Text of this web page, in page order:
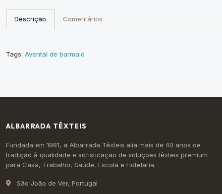
Descrição Comentários
Tags: Avental de barmaid
ALBARRADA TÊXTEIS
Fundada em 1981, a Albarrada Têxteis alia mais de 40 anos de
tradição à qualidade e sofisticação de soluções têxteis premium
para Casa, Trabalho, Saúde, Escola e Hotelaria.
São João de Ver, Portugal